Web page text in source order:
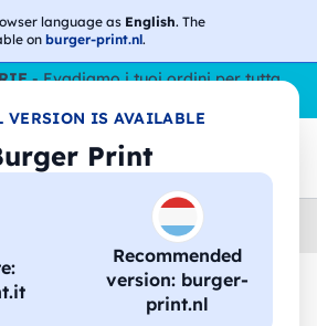
language as English. The
on burger-print.nl.
VERSION IS AVAILABLE
Print
Recommended
version: burger-
print.nl
- Evadiamo i tuoi ordini per tutta
DTF